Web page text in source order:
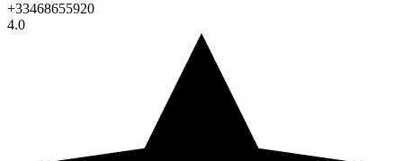
+33468655920
4.0